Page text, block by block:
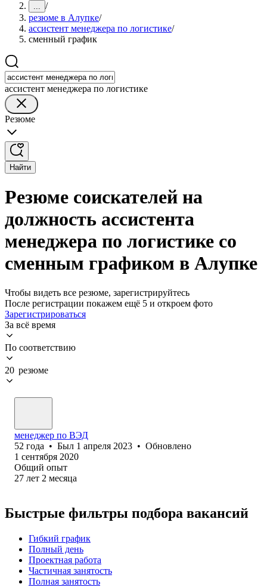
... /
резюме в Алупке/
ассистент менеджера по логистике/
сменный график
ассистент менеджера по логистике
Резюме
Найти
Резюме соискателей на
должность ассистента
менеджера по логистике со
сменным графиком в Алупке
Чтобы видеть все резюме, зарегистрируйтесь
После регистрации покажем ещё 5 и откроем фото
Зарегистрироваться
За всё время
По соответствию
20 резюме
менеджер по ВЭД
52 года • Был 1 апреля 2023 • Обновлено
1 сентября 2020
Общий опыт
27 лет 2 месяца
Быстрые фильтры подбора вакансий
Гибкий график
Полный день
Проектная работа
Частичная занятость
Полная занятость